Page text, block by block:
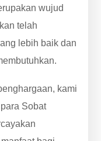
wujud
telah
lebih baik dan
kami
Sobat